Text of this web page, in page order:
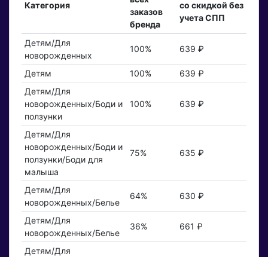
Категория
заказов
бренда
со скидкой без
учета СПП
Детям/Для
новорожденных
100% 639 ₽
Детям 100%
639 ₽
Детям/Для
новорожденных/Боди и
ползунки
100% 639 ₽
Детям/Для
новорожденных/Боди и
ползунки/Боди для
малыша
75% 635 ₽
Детям/Для
новорожденных/Белье
64% 630 ₽
Детям/Для
новорожденных/Белье
36% 661 ₽
Детям/Для